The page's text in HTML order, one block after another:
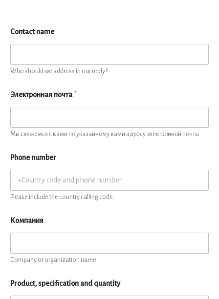
Contact name
Who should we address in our reply?
Электронная почта *
Мы свяжемся с вами по указанному вами адресу электронной почты.
Phone number
Please include the country calling code.
Компания
Company or organization name.
Product, specification and quantity